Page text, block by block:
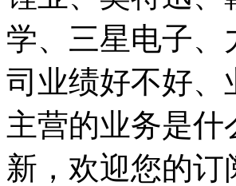
学、三星电子
司业绩好不好、
主营的业务是
新，欢迎您的订